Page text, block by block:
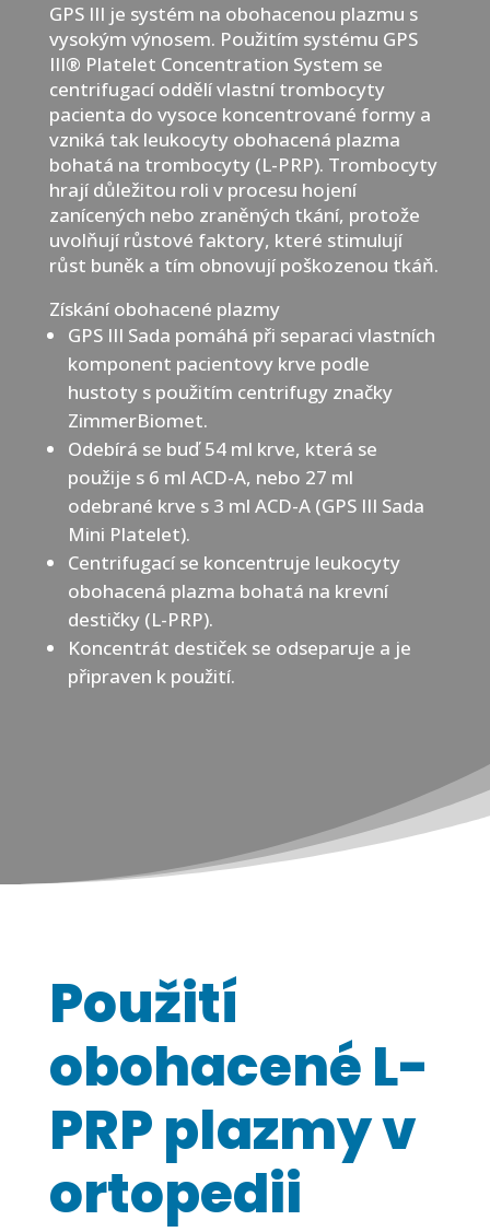
GPS III je systém na obohacenou plazmu s
vysokým výnosem. Použitím systému GPS
III® Platelet Concentration System se
centrifugací oddělí vlastní trombocyty
pacienta do vysoce koncentrované formy a
vzniká tak leukocyty obohacená plazma
bohatá na trombocyty (L-PRP). Trombocyty
hrají důležitou roli v procesu hojení
zanícených nebo zraněných tkání, protože
uvolňují růstové faktory, které stimulují
růst buněk a tím obnovují poškozenou tkáň.
Získání obohacené plazmy
GPS III Sada pomáhá při separaci vlastních
komponent pacientovy krve podle
hustoty s použitím centrifugy značky
ZimmerBiomet.
Odebírá se buď 54 ml krve, která se
použije s 6 ml ACD-A, nebo 27 ml
odebrané krve s 3 ml ACD-A (GPS III Sada
Mini Platelet).
Centrifugací se koncentruje leukocyty
obohacená plazma bohatá na krevní
destičky (L-PRP).
Koncentrát destiček se odseparuje a je
připraven k použití.
Použití
obohacené L-
PRP plazmy v
ortopedii